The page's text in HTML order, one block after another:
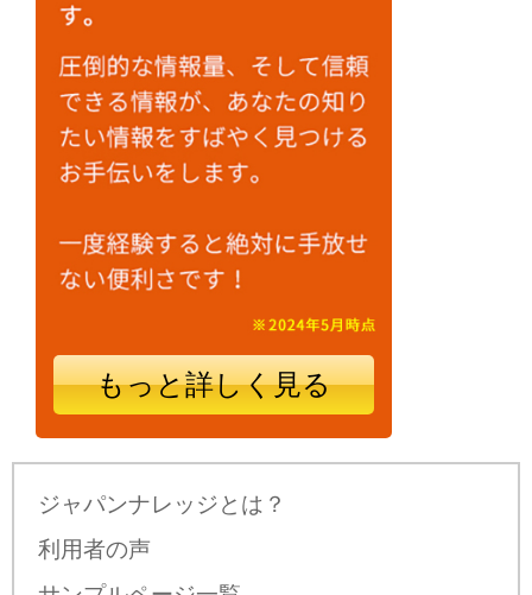
もっと詳しく見る
ジャパンナレッジとは？
利用者の声